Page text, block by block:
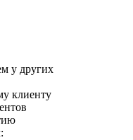
у других
клиенту